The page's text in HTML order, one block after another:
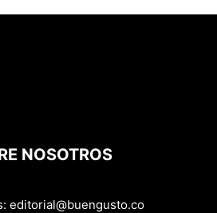
NOSOTROS
editorial@buengusto.co